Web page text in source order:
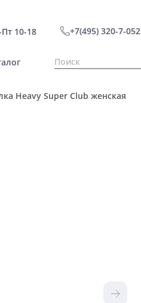
10-18 +7(495) 320-7-052
Heavy Super Club женская